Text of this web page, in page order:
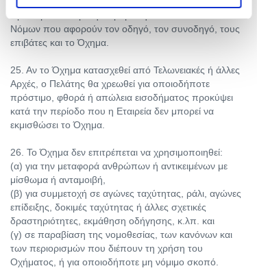
Νόμων που αφορούν τον οδηγό, τον συνοδηγό, τους
επιβάτες και το Όχημα.
25. Αν το Όχημα κατασχεθεί από Τελωνειακές ή άλλες
Αρχές, ο Πελάτης θα χρεωθεί για οποιοδήποτε
πρόστιμο, φθορά ή απώλεια εισοδήματος προκύψει
κατά την περίοδο που η Εταιρεία δεν μπορεί να
εκμισθώσει το Όχημα.
26. Το Όχημα δεν επιτρέπεται να χρησιμοποιηθεί:
(α) για την μεταφορά ανθρώπων ή αντικειμένων με
μίσθωμα ή ανταμοιβή,
(β) για συμμετοχή σε αγώνες ταχύτητας, ράλι, αγώνες
επίδειξης, δοκιμές ταχύτητας ή άλλες σχετικές
δραστηριότητες, εκμάθηση οδήγησης, κ.λπ. και
(γ) σε παραβίαση της νομοθεσίας, των κανόνων και
των περιορισμών που διέπουν τη χρήση του
Οχήματος, ή για οποιοδήποτε μη νόμιμο σκοπό.